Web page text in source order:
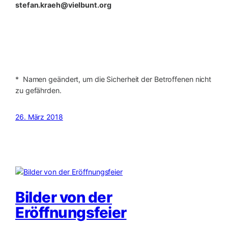
stefan.kraeh@vielbunt.org
* Namen geändert, um die Sicherheit der Betroffenen nicht
zu gefährden.
26. März 2018
Bilder von der
Eröffnungsfeier